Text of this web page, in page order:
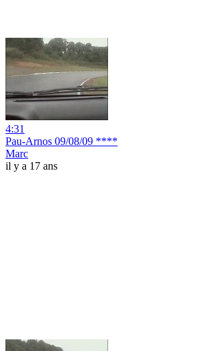
4:31
Pau-Arnos 09/08/09 ****
Marc
il y a 17 ans